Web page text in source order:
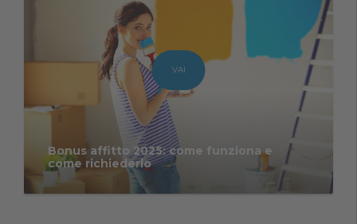
Bonus affitto 2025: come funziona e
come richiederlo
VAI